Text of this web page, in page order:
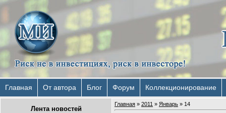
Главная От автора Блог Форум Коллекционирование
Лента новостей
Главная » 2011 » Январь » 14